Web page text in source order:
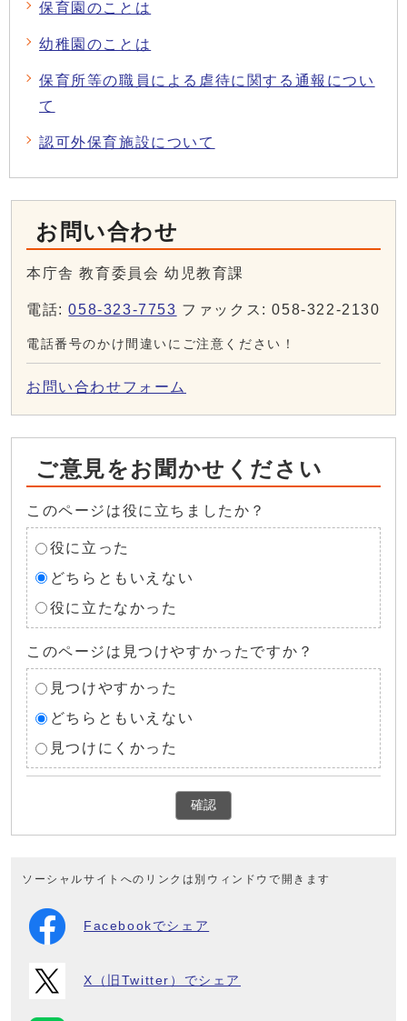
保育園のことは
幼稚園のことは
保育所等の職員による虐待に関する通報につい
て
認可外保育施設について
お問い合わせ
本庁舎 教育委員会 幼児教育課
電話:058-323-7753 ファックス: 058-322-2130
電話番号のかけ間違いにご注意ください！
お問い合わせフォーム
ご意見をお聞かせください
このページは役に立ちましたか？
役に立った
どちらともいえない
役に立たなかった
このページは見つけやすかったですか？
見つけやすかった
どちらともいえない
見つけにくかった
確認
ソーシャルサイトへのリンクは別ウィンドウで開きます
Facebookでシェア
X（旧Twitter）でシェア